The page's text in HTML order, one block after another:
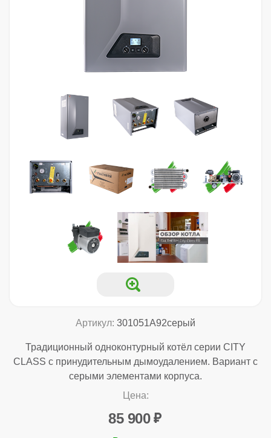
Артикул: 301051A92серый
Традиционный одноконтурный котёл серии CITY
CLASS с принудительным дымоудалением. Вариант с
серыми элементами корпуса.
Цена:
85 900